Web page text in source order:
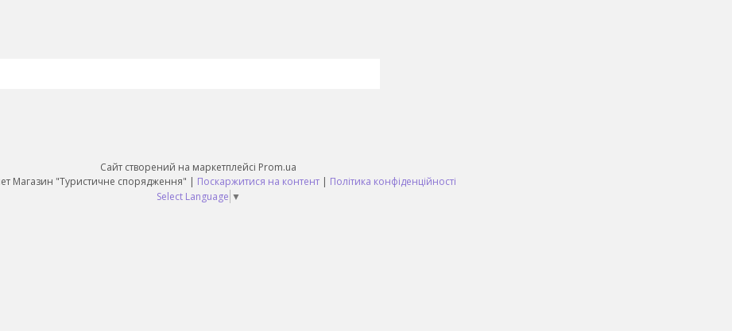
Сайт створений на маркетплейсі Prom.ua
Daruy Інтернет Магазин "Туристичне спорядження" | Поскаржитися на контент | Політика конфіденційності
Select Language ▼